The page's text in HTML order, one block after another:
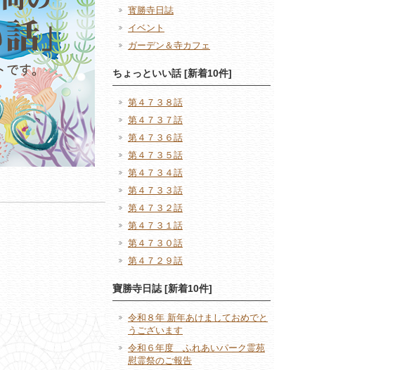
寳勝寺日誌
イベント
ガーデン＆寺カフェ
ちょっといい話 [新着10件]
第４７３８話
第４７３７話
第４７３６話
第４７３５話
第４７３４話
第４７３３話
第４７３２話
第４７３１話
第４７３０話
第４７２９話
寶勝寺日誌 [新着10件]
令和８年 新年あけましておめでと
うございます
令和６年度 ふれあいパーク霊苑
慰霊祭のご報告